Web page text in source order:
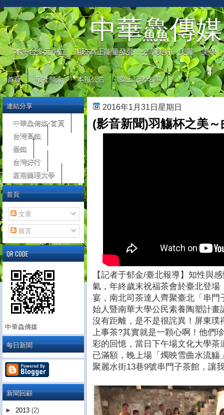
中華鱻傳媒
本平台多元中立，期盼為正能量發聲，分享美好、美麗、美學
首頁 報社簡介 本報公告 線上記者名單
2016年1月31日星期日
(影音新聞)羽觴杯之美
【記者于郁金/臺北報導】知性與
氣，年終歲末祝福茶會於臺北登
宴，南北司茶達人齊聚臺北「串
始人暨南華大學公民素養陶塑計
沒有距離，是不是很詫異！屏東
上事茶?其實就是一顆心啊！他們
彩的回憶，當日下午場文化大學
已滿額，晚上場「燭映雪曲水流
聚麗水街13巷9號串門子茶館，讓
連結分享
中華鱻傳媒-首頁
台灣高鐵
臺鐵
台灣好行
嘉南藥理大學
首頁
文章
留言
QR CODE
中華鱻傳媒
每日新聞
新聞回顧
► 2013 (2)